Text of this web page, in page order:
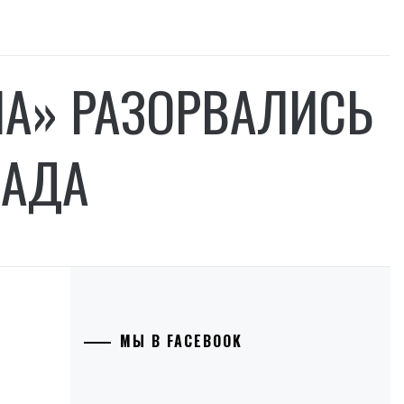
РАЗОРВАЛИСЬ
МЫ В FACEBOOK